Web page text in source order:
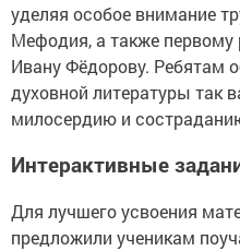
уделяя особое внимание
Мефодия, а также первому
Ивану Фёдорову. Ребятам
духовной литературы так
милосердию и
Интерактивные
Для лучшего усвоения
предложили ученикам